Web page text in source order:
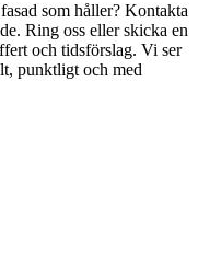
som håller? Kontakta
Ring oss eller skicka en
och tidsförslag. Vi ser
punktligt och med